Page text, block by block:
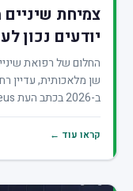
צמיחת
יודעים נכון
החלום של רפואת
שן מלאכותית, עדיין
ב-2026 בכתב העת Cureus ממפה לפי מתודול...
קראו עוד ←